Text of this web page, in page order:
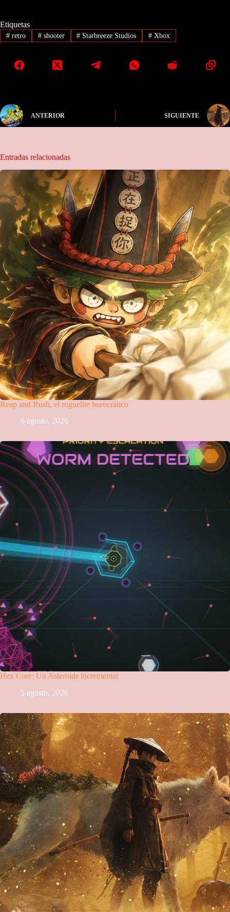
Etiquetas
#retro #shooter # Starbreeze Studios # Xbox
ANTERIOR SIGUIENTE
Entradas relacionadas
Reap and Rush, el roguelite burocrático
6 agosto, 2026
Hex Core: Un Asteroids incremental
5 agosto, 2026